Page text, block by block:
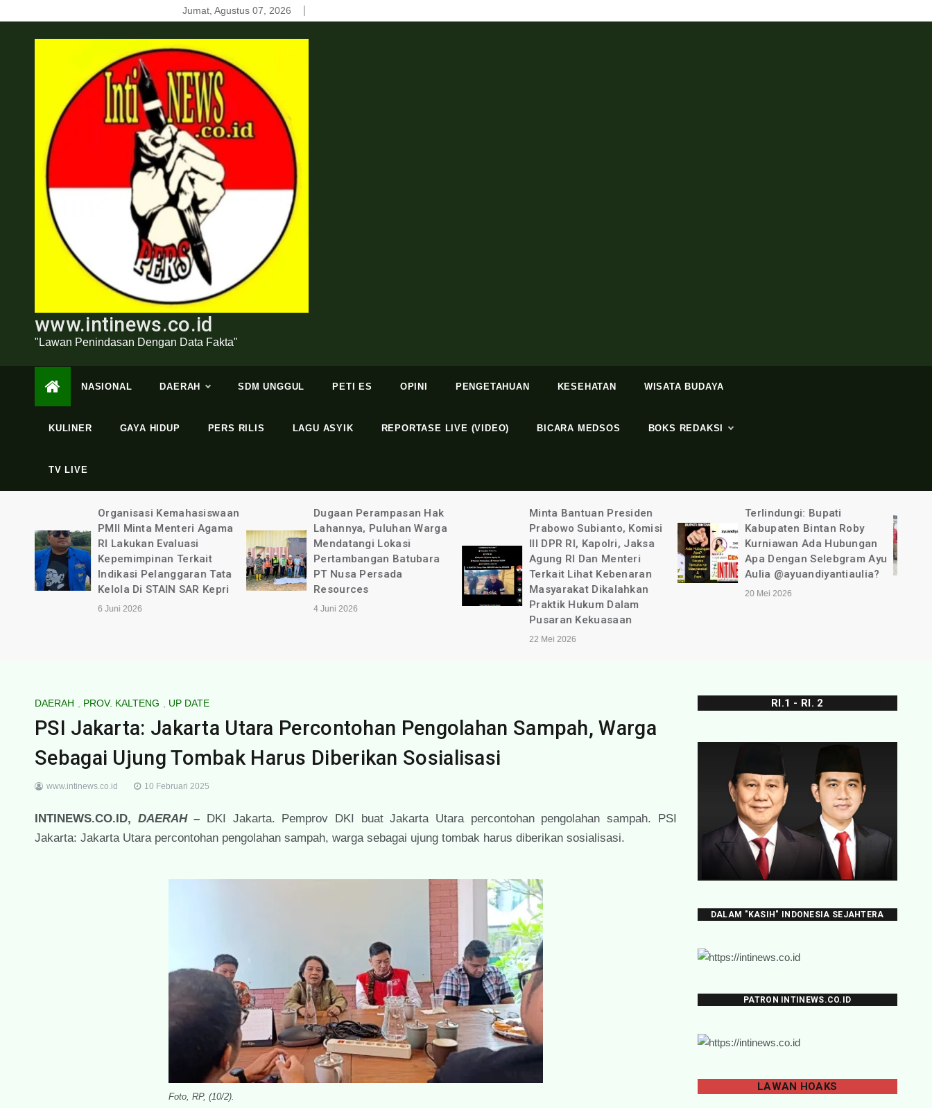
to
content
Jumat, Agustus 07, 2026
www.intinews.co.id
"Lawan Penindasan Dengan Data Fakta"
NASIONAL DAERAH SDM UNGGUL PETI ES OPINI PENGETAHUAN KESEHATAN WISATA BUDAYA
KULINER GAYA HIDUP PERS RILIS LAGU ASYIK REPORTASE LIVE (VIDEO) BICARA MEDSOS BOKS REDAKSI
TV LIVE
Dugaan Perampasan Hak
Lahannya, Puluhan Warga
Mendatangi Lokasi
Pertambangan Batubara
PT Nusa Persada
Resources
4 Juni 2026
Minta Bantuan Presiden
Prabowo Subianto, Komisi
III DPR RI, Kapolri, Jaksa
Agung RI Dan Menteri
Terkait Lihat Kebenaran
Masyarakat Dikalahkan
Praktik Hukum Dalam
Terlindungi: Bupati
Kabupaten Bintan Roby
Kurniawan Ada Hubungan
Apa Dengan Selebgram Ayu
Aulia @ayuandiyantiaulia?
20 Mei 2026
Tim PLN UP3
Tanjungpinang “Ditemani”
Polisi Bergerak Cepat
Ungkap Pencurian Listirk
6 Mei 2026
DAERAH PROV. KALTENG UP DATE
PSI Jakarta: Jakarta Utara Percontohan Pengolahan Sampah, Warga
Sebagai Ujung Tombak Harus Diberikan Sosialisasi
www.intinews.co.id 10 Februari 2025
INTINEWS.CO.ID, DAERAH– DKI Jakarta. Pemprov DKI buat Jakarta Utara percontohan pengolahan sampah. PSI
Jakarta: Jakarta Utara percontohan pengolahan sampah, warga sebagai ujung tombak harus diberikan sosialisasi.
Foto, RP, (10/2).
RI.1 - RI. 2
DALAM "KASIH" INDONESIA SEJAHTERA
PATRON INTINEWS.CO.ID
LAWAN HOAKS